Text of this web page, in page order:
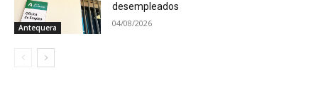
Antequera
desempleados
04/08/2026